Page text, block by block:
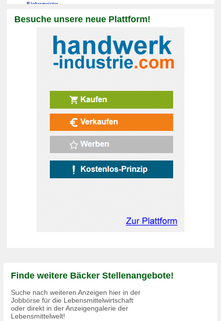
Bäckermeister
Besuche unsere neue Plattform!
Finde weitere Bäcker Stellenangebote!
Suche nach weiteren Anzeigen hier in der
Jobbörse für die Lebensmittelwirtschaft
oder direkt in der Anzeigengalerie der
Lebensmittelwelt!